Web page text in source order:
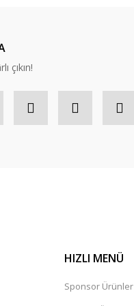
çıkın!
HIZLI MENÜ
Sponsor Ürünler